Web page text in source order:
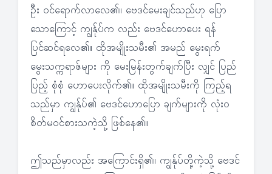
ဦး ဝင်ရောက်လာလေ၏။ ဗေဒင်မေးချင်သည်ဟု ပြော
သောကြောင့် ကျွန်ုပ်က လည်း ဗေဒင်ဟောပေး ရန်
ပြင်ဆင်ရလေ၏။ ထိုအမျိုးသမီး၏ အမည် မွေးရက်
မွေးသက္ကရာဇ်များ ကို မေးမြန်းတွက်ချက်ပြီး လျှင် ပြည်
ပြည့် စုံစုံ ဟောပေးလိုက်၏။ ထိုအမျိုးသမီးကို ကြည့်ရ
သည်မှာ ကျွန်ုပ်၏ ဗေဒင်ဟောပြော ချက်များကို လုံး၀
စိတ်မဝင်စားသကဲ့သို့ ဖြစ်နေ၏။
ဤသည်မှာလည်း အကြောင်းရှိ၏။ ကျွန်ုပ်တို့ကဲ့သို့ ဗေဒင်